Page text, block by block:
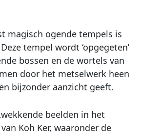
magisch ogende tempels is
tempel wordt ‘opgegeten’
bossen en de wortels van
door het metselwerk heen
bijzonder aanzicht geeft.
beelden in het
Koh Ker, waaronder de